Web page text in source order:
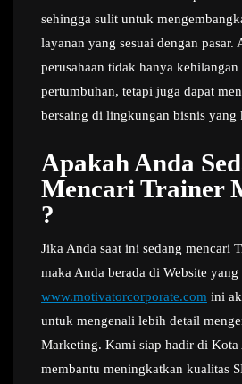
sehingga sulit untuk
layanan yang sesuai dengan pasar.
perusahaan tidak hanya kehilangan
pertumbuhan, tetapi juga dapat
bersaing di lingkungan bisnis yang
Apakah Anda
Mencari Trainer
?
Jika Anda saat ini sedang mencari
maka Anda berada di Website yang
www.motivatorcorporate.com ini
untuk mengenali lebih detail
Marketing. Kami siap hadir di Kota
membantu meningkatkan kualitas